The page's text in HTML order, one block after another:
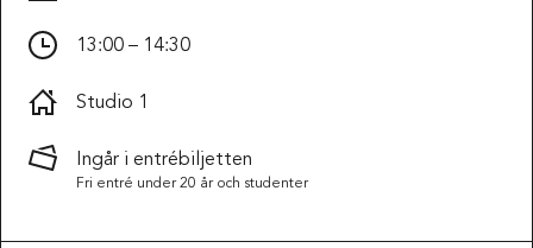
13:00 – 14:30
Studio 1
Ingår i entrébiljetten
Fri entré under 20 år och studenter